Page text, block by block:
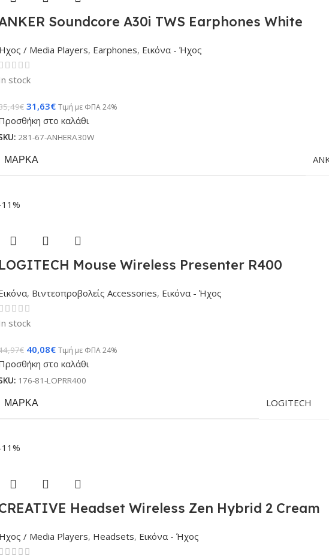
Soundcore A30i TWS Earphones White
/ Media Players, Earphones, Εικόνα - Ήχος
stock
€ 31,63€ Τιμή με ΦΠΑ 24%
στο καλάθι
281-67-ANHERA30W
ΜΆΡΚΑ
LOGITECH Mouse Wireless Presenter R400
, Βιντεοπροβολείς Accessories, Εικόνα - Ήχος
stock
€ 40,08€ Τιμή με ΦΠΑ 24%
στο καλάθι
176-81-LOPRR400
ΜΆΡΚΑ LOGITECH
Headset Wireless Zen Hybrid 2 Cream
/ Media Players, Headsets, Εικόνα - Ήχος